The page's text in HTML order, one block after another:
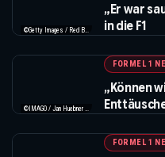
„Er war
in die F1
FORMEL 1
„Können
FORMEL 1